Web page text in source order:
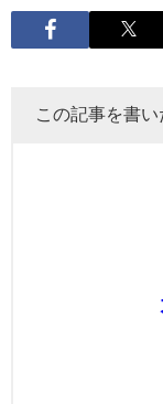
この記事を書い